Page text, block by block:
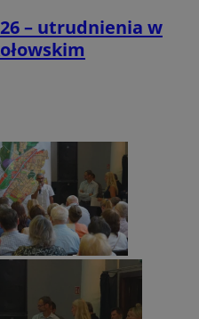
– utrudnienia w